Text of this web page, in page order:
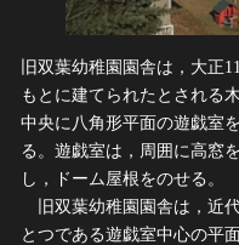
旧双葉幼稚園園舎は，大正
もとに建てられたとされる
中央に八角形平面の遊戯室
る。遊戯室は，周囲に高窓
し，ドーム屋根をのせる。
旧双葉幼稚園園舎は，近
とつである遊戯室中心の平